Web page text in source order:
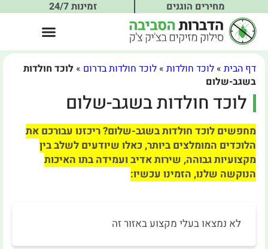
מחירים הוגנים זמינות 24/7
דף הבית »לוכד חולדות »לוכד חולדות בדרום »לוכד חולדות
בשגב-שלום
לוכד חולדות בשגב-שלום
מחפשים לוכד חולדות בשגב-שלום? ריכזנו עבורכם את
הלוכדים המומלצים ביותר, כאלו שיודעים לשלב בין
מקצועיות גבוהה, שירות אדיב ועמידה בתו האיכות
הנוקשה שלנו, הזמינו עכשיו:
לא נמצאו בעלי מקצוע באזור זה